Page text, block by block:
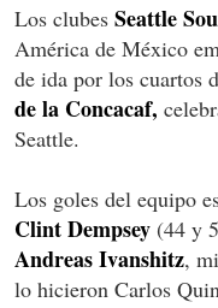
Los clubes Seattle
América de México
de ida por los cuartos
de la Concacaf,
Seattle.
Los goles del equipo
Clint Dempsey (44 y
Andreas Ivanshitz,
lo hicieron Carlos